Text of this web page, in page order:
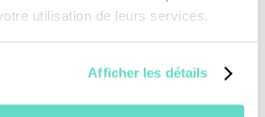
utilisation de leurs services.
Afficher les détails